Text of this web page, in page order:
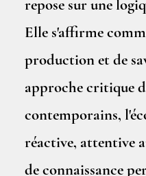
repose sur une
Elle s'affirme
production et de
approche critique
contemporains,
réactive, attentive
de connaissance